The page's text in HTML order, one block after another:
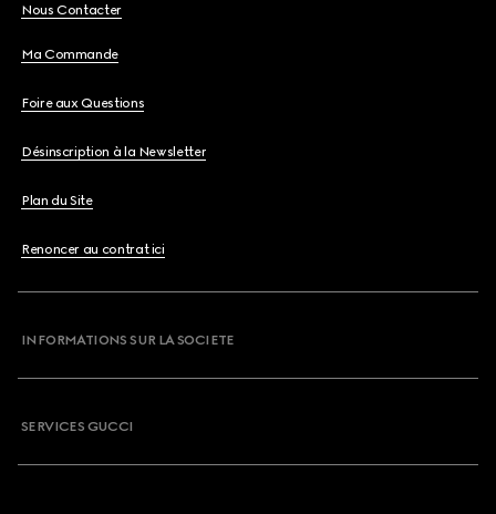
Nous Contacter
Ma Commande
Foire aux Questions
Désinscription à la Newsletter
Plan du Site
Renoncer au contrat ici
INFORMATIONS SUR LA SOCIETE
SERVICES GUCCI